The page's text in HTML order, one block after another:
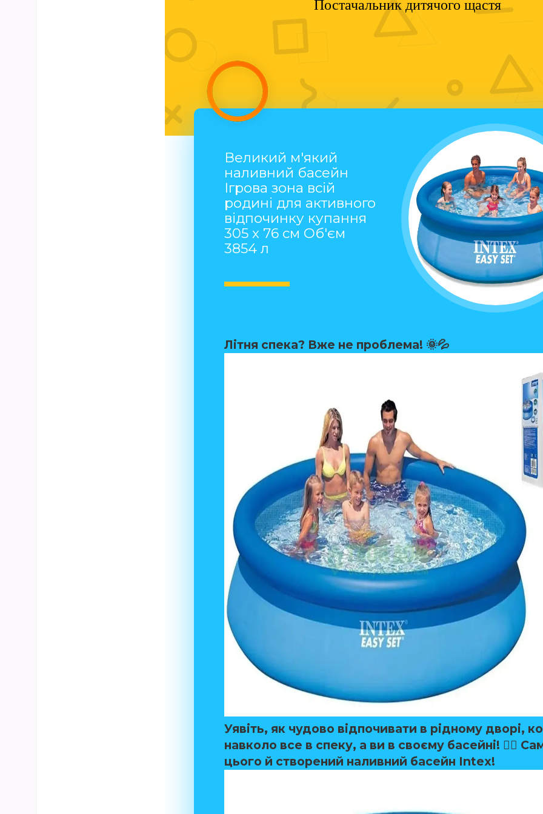
Постачальник дитячого щастя
Великий м'який
наливний басейн
Ігрова зона всій
родині для активного
відпочинку купання
305 х 76 см Об'єм
3854 л
Літня спека? Вже не проблема! 🌞💦
Уявіть, як чудово відпочивати в рідному дворі,
навколо все в спеку, а ви в своєму басейні! 🏊‍♀️
цього й створений наливний басейн Intex!